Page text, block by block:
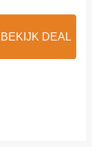
BEKIJK DEAL